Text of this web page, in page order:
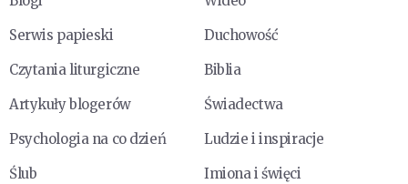
Serwis papieski
Duchowość
Czytania liturgiczne
Biblia
Artykuły blogerów
Świadectwa
Psychologia na co dzień
Ludzie i inspiracje
Ślub
Imiona i święci